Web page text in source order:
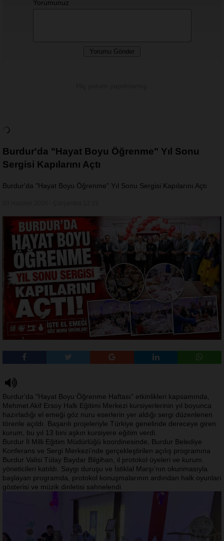
Yorumunuz
Burdur'da "Hayat Boyu Öğrenme" Yıl Sonu
Sergisi Kapılarını Açtı
Burdur'da "Hayat Boyu Öğrenme" Yıl Sonu Sergisi Kapılarını Açtı
Burdur'da "Hayat Boyu Öğrenme Haftası" etkinlikleri kapsamında,
Mehmet Akif Ersoy Halk Eğitimi Merkezi kursiyerlerinin yıl boyunca
hazırladığı el emeği göz nuru eserlerin yer aldığı sergi düzenlenen
törenle açıldı. Başarılı projeleriyle Türkiye genelinde dereceye giren
kurum, bu yıl 13 bini aşkın kursiyere eğitim verdi.
Burdur İl Milli Eğitim Müdürlüğü koordinesinde, Burdur Belediye
Konferans ve Sergi Merkezi’nde gerçekleştirilen açılış programına
Burdur Valisi Tülay Baydar Bilgihan, il protokol üyeleri ve kurum
yöneticileri katıldı. Saygı duruşu ve İstiklal Marşı’nın okunmasıyla
başlayan programda, protokol konuşmalarının ardından halk oyunları
gösterisi ve müzik dinletisi sahnelendi.